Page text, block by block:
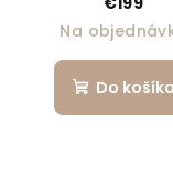
Na
Do košíka